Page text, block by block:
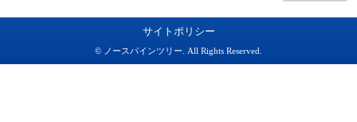
サイトポリシー
© ノースパインツリー. All Rights Reserved.